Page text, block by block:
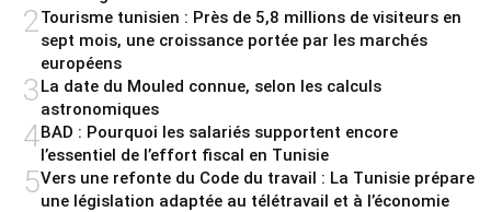
2 Tourisme tunisien : Près de 5,8 millions de visiteurs en
sept mois, une croissance portée par les marchés
européens
3La date du Mouled connue, selon les calculs
astronomiques
4BAD : Pourquoi les salariés supportent encore
l’essentiel de l’effort fiscal en Tunisie
5Vers une refonte du Code du travail : La Tunisie prépare
une législation adaptée au télétravail et à l’économie